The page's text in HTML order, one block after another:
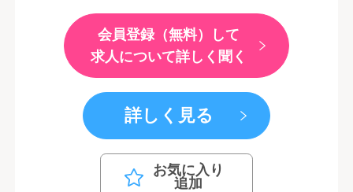
会員登録（無料）して
求人について詳しく聞く
詳しく見る
お気に入り
追加